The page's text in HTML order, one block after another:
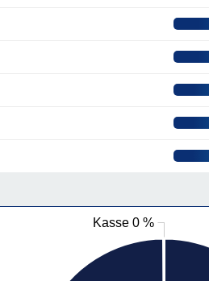
Kasse 0 %